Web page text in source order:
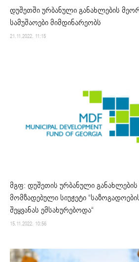
დუშეთში ურბანული განახლების
სამუშაოები მიმდინარეობს
21.11.2022. 11:15
მგფ: დუშეთის ურბანული
მომზადებული სიუჟეტი
შეყვანას ემსახურებოდა“
15.11.2022. 10:56